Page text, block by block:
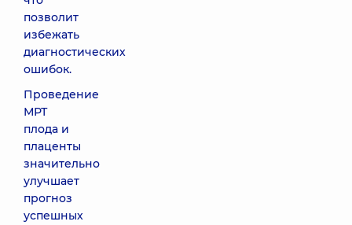
позволит
избежать
диагностических
ошибок.
Проведение
МРТ
плода и
плаценты
значительно
улучшает
прогноз
успешных